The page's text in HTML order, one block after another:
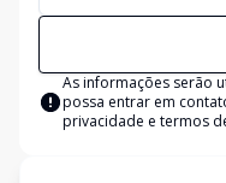
As informações serão
possa entrar em
privacidade e termos